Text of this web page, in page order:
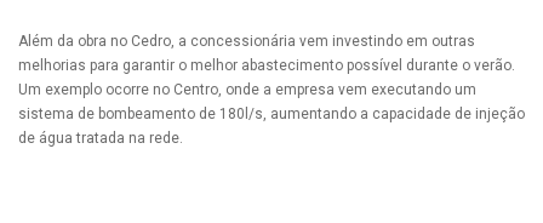
Além da obra no Cedro, a concessionária vem investindo em outras
melhorias para garantir o melhor abastecimento possível durante o verão.
Um exemplo ocorre no Centro, onde a empresa vem executando um
sistema de bombeamento de 180l/s, aumentando a capacidade de injeção
de água tratada na rede.